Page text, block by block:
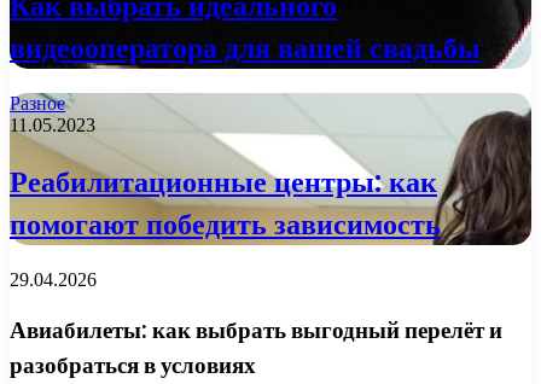
видеооператора для вашей свадьбы
Разное
11.05.2023
Реабилитационные центры: как
помогают победить зависимость
29.04.2026
Авиабилеты: как выбрать выгодный перелёт и
разобраться в условиях